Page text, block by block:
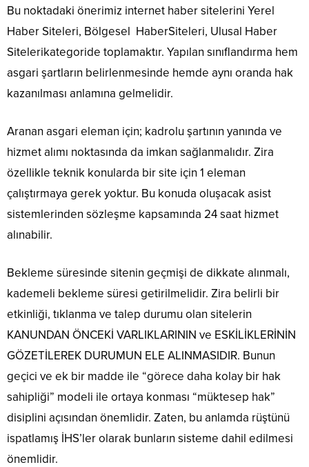
Bu noktadaki önerimiz internet haber sitelerini Yerel
Haber Siteleri, Bölgesel HaberSiteleri, Ulusal Haber
Sitelerikategoride toplamaktır. Yapılan sınıflandırma hem
asgari şartların belirlenmesinde hemde aynı oranda hak
kazanılması anlamına gelmelidir.
Aranan asgari eleman için; kadrolu şartının yanında ve
hizmet alımı noktasında da imkan sağlanmalıdır. Zira
özellikle teknik konularda bir site için 1 eleman
çalıştırmaya gerek yoktur. Bu konuda oluşacak asist
sistemlerinden sözleşme kapsamında 24 saat hizmet
alınabilir.
Bekleme süresinde sitenin geçmişi de dikkate alınmalı,
kademeli bekleme süresi getirilmelidir. Zira belirli bir
etkinliği, tıklanma ve talep durumu olan sitelerin
KANUNDAN ÖNCEKİ VARLIKLARININ ve ESKİLİKLERİNİN
GÖZETİLEREK DURUMUN ELE ALINMASIDIR. Bunun
geçici ve ek bir madde ile “görece daha kolay bir hak
sahipliği” modeli ile ortaya konması “müktesep hak”
disiplini açısından önemlidir. Zaten, bu anlamda rüştünü
ispatlamış İHS’lerolarak bunların sisteme dahil edilmesi
önemlidir.